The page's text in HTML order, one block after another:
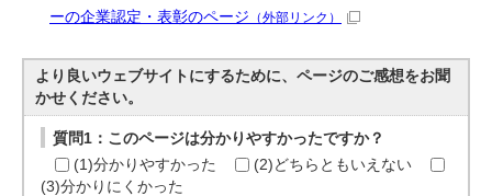
ーの企業認定・表彰のページ （外部リンク）
より良いウェブサイトにするために、ページのご感想をお聞
かせください。
質問1：このページは分かりやすかったですか？
(1)分かりやすかった
(2)どちらともいえない
(3)分かりにくかった